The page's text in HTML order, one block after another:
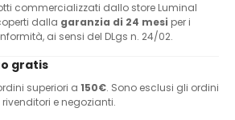
commercializzati dallo store Luminal
dalla garanzia di 24 mesi per i
ai sensi del DLgs n. 24/02.
gratis
superiori a 150€. Sono esclusi gli ordini
e negozianti.